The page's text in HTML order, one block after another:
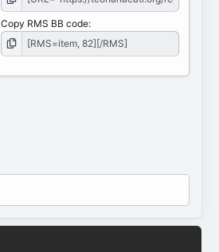
Copy RMS BB code